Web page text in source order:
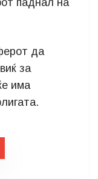
паднал на
да
за
има